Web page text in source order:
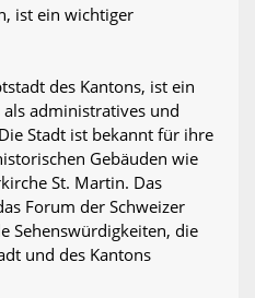
ist ein wichtiger
des Kantons, ist ein
als administratives und
Stadt ist bekannt für ihre
Gebäuden wie
St. Martin. Das
Forum der Schweizer
Sehenswürdigkeiten, die
und des Kantons